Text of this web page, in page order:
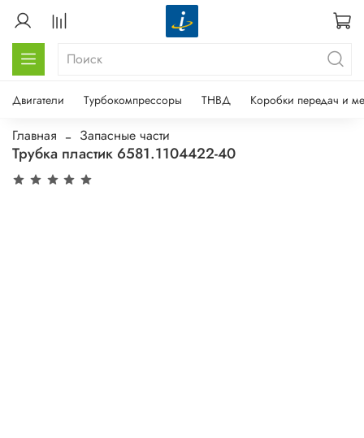
Двигатели Турбокомпрессоры ТНВД Коробки передач и
Главная Запасные части
Трубка пластик 6581.1104422-40